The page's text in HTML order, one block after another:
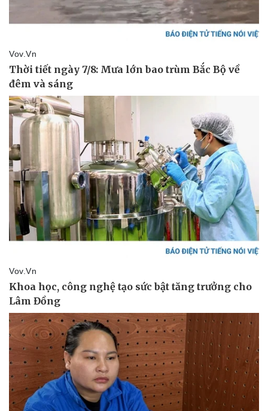
Pháp luật
Vụ án
Tin nóng
Tư vấn luật
Quân sự - Quốc phòng
Vũ khí
Việt Nam
Phân tích